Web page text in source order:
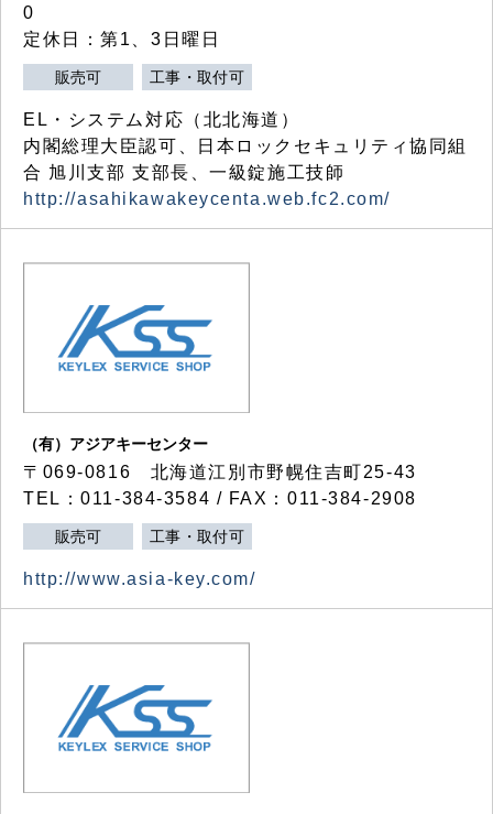
0
定休日：第1、3日曜日
販売可 工事・取付可
EL・システム対応（北北海道）
内閣総理大臣認可、日本ロックセキュリティ協同組
合 旭川支部 支部長、一級錠施工技師
http://asahikawakeycenta.web.fc2.com/
（有）アジアキーセンター
〒069-0816 北海道江別市野幌住吉町25-43
TEL：011-384-3584 / FAX：011-384-2908
販売可 工事・取付可
http://www.asia-key.com/